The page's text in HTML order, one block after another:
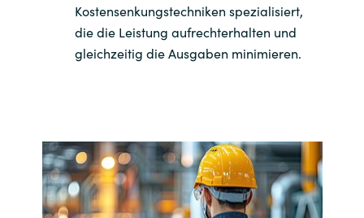
Kostensenkungstechniken spezialisiert,
die die Leistung aufrechterhalten und
gleichzeitig die Ausgaben minimieren.